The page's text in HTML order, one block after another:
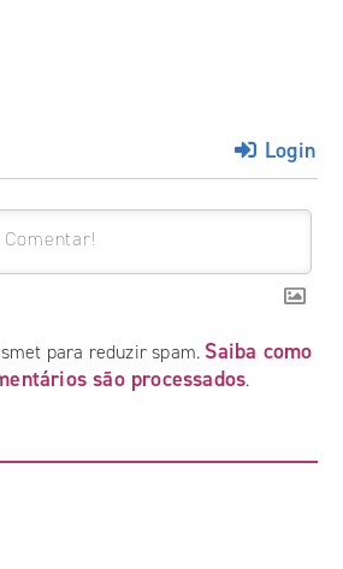
Login
para reduzir spam. Saiba como
são processados.